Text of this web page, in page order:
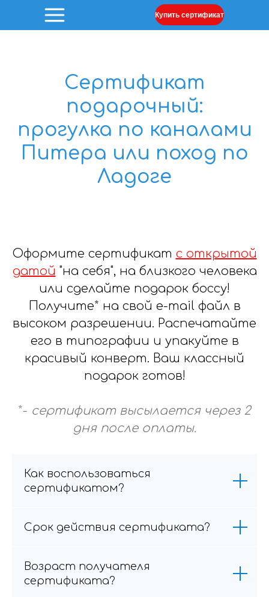
Купить сертификат
Сертификат
подарочный:
прогулка по каналами
Питера или поход по
Ладоге
Оформите сертификат с открытой
датой "на себя", на близкого человека
или сделайте подарок боссу!
Получите* на свой e-mail файл в
высоком разрешении. Распечатайте
его в типографии и упакуйте в
красивый конверт. Ваш классный
подарок готов!
*- сертификат высылается через 2
дня после оплаты.
Как воспользоваться
сертификатом?
Срок действия сертификата?
Возраст получателя
сертификата?